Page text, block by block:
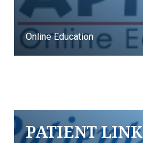
Online Education
PATIENT LINK